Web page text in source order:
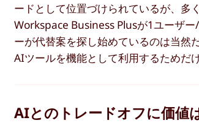
ードとして位置づけられているが、多
Workspace Business Plusが1ユーザ
ーが代替案を探し始めているのは当然
AIツールを機能として利用するためだ
AIとのトレードオフに価値